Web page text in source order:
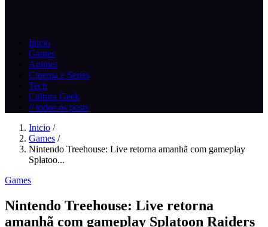
Inicio
Games
Animes
Cinema e Series
Tech
Cultura Geek
// todos os posts
Inicio /
Games /
Nintendo Treehouse: Live retorna amanhã com gameplay
Splatoo...
Games
Nintendo Treehouse: Live retorna
amanhã com gameplay Splatoon Raiders